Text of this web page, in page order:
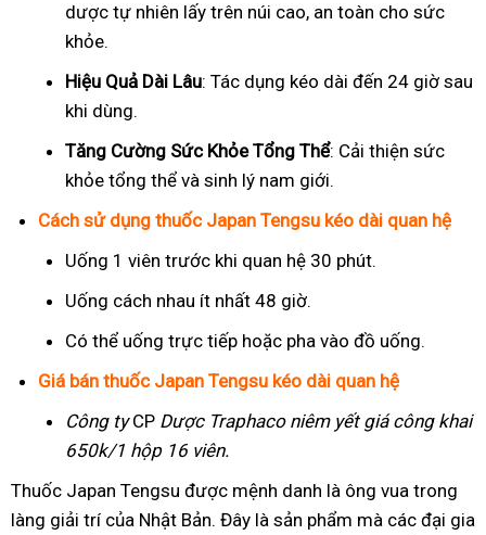
dược tự nhiên lấy trên núi cao, an toàn cho sức
khỏe.
Hiệu Quả Dài Lâu: Tác dụng kéo dài đến 24 giờ sau
khi dùng.
Tăng Cường Sức Khỏe Tổng Thể: Cải thiện sức
khỏe tổng thể và sinh lý nam giới.
Cách sử dụng thuốc Japan Tengsu kéo dài quan hệ
Uống 1 viên trước khi quan hệ 30 phút.
Uống cách nhau ít nhất 48 giờ.
Có thể uống trực tiếp hoặc pha vào đồ uống.
Giá bán thuốc Japan Tengsu kéo dài quan hệ
Công tyCP Dược Traphaconiêm yết giá công khai
650k/1 hộp 16 viên.
Thuốc Japan Tengsu được mệnh danh là ông vua trong
làng giải trí của Nhật Bản. Đây là sản phẩm mà các đại gia